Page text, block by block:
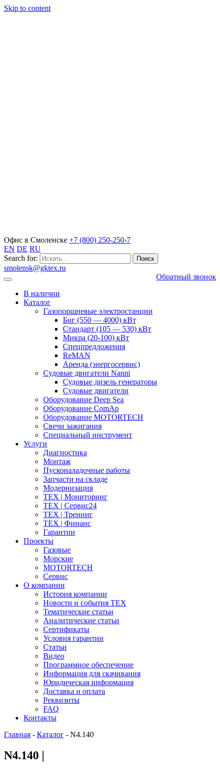
Skip to content
Офис в Смоленске +7 (800) 250-250-7
EN DE RU
Search for:
smolensk@gktex.ru
Обратный звонок
В наличии
Каталог
Газопоршневые электростанции
Биг (550 — 4000) кВт
Стандарт (105 — 530) кВт
Микра (20-100) кВт
Спецпредложения
ReMAN
Аренда (энергосервис)
Судовые двигатели Nanni
Судовые дизель генераторы
Судовые двигатели
Оборудование Deep Sea
Оборудование ComAp
Оборудование MOTORTECH
Свечи зажигания
Специальный инструмент
Услуги
Диагностика
Монтаж
Пусконаладочные работы
Запчасти на складе
Модернизация
ТЕХ | Мониторинг
ТЕХ | Сервис24
ТЕХ | Тренинг
ТЕХ | Финанс
Гарантии
Проекты
Газовые
Морские
MOTORTECH
Сервис
О компании
История компании
Новости и события ТЕХ
Тематические статьи
Аналитические статьи
Сертификаты
Условия гарантии
Статьи
Видео
Программное обеспечение
Информация для скачивания
Юридическая информация
Доставка и оплата
Реквизиты
FAQ
Контакты
Главная - Каталог - N4.140
N4.140 |